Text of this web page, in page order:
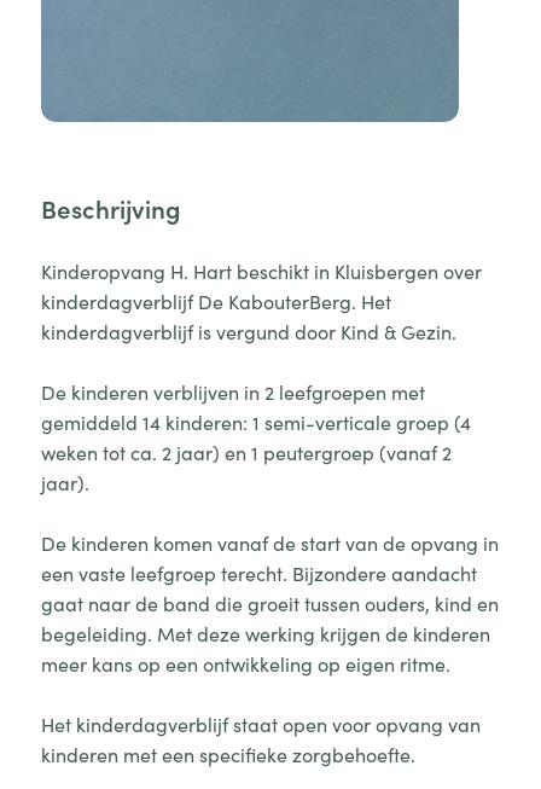
Beschrijving
Kinderopvang H. Hart beschikt in Kluisbergen over
kinderdagverblijf De KabouterBerg. Het
kinderdagverblijf is vergund door Kind & Gezin.
De kinderen verblijven in 2 leefgroepen met
gemiddeld 14 kinderen: 1 semi-verticale groep (4
weken tot ca. 2 jaar) en 1 peutergroep (vanaf 2
jaar).
De kinderen komen vanaf de start van de opvang in
een vaste leefgroep terecht. Bijzondere aandacht
gaat naar de band die groeit tussen ouders, kind en
begeleiding. Met deze werking krijgen de kinderen
meer kans op een ontwikkeling op eigen ritme.
Het kinderdagverblijf staat open voor opvang van
kinderen met een specifieke zorgbehoefte.